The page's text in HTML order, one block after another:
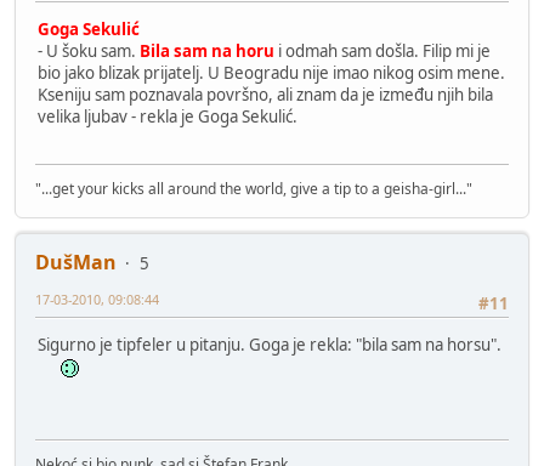
Goga Sekulić
- U šoku sam. Bila sam na horu i odmah sam došla. Filip mi je
bio jako blizak prijatelj. U Beogradu nije imao nikog osim mene.
Kseniju sam poznavala površno, ali znam da je između njih bila
velika ljubav - rekla je Goga Sekulić.
"...get your kicks all around the world, give a tip to a geisha-girl..."
DušMan
5
#11
17-03-2010, 09:08:44
Sigurno je tipfeler u pitanju. Goga je rekla: "bila sam na horsu".